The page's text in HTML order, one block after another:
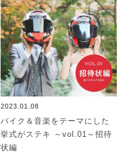
2023.01.08
バイク＆音楽をテーマにした
挙式がステキ ～vol.01～招待
状編